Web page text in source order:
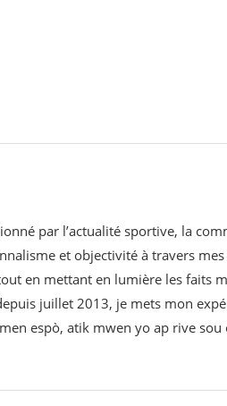
par l’actualité sportive, la
et objectivité à travers mes
en mettant en lumière les faits
juillet 2013, je mets mon
espò, atik mwen yo ap rive sou